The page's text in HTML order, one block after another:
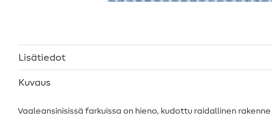
Lisätiedot
Kuvaus
Vaaleansinisissä farkuissa on hieno, kudottu raidallinen